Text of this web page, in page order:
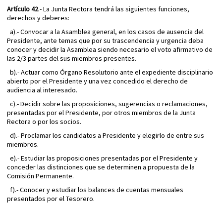
Artículo 42.- La Junta Rectora tendrá las siguientes funciones,
derechos y deberes:
a).- Convocar a la Asamblea general, en los casos de ausencia del
Presidente, ante temas que por su trascendencia y urgencia deba
conocer y decidir la Asamblea siendo necesario el voto afirmativo de
las 2/3 partes del sus miembros presentes.
b).- Actuar como Órgano Resolutorio ante el expediente disciplinario
abierto por el Presidente y una vez concedido el derecho de
audiencia al interesado.
c).- Decidir sobre las proposiciones, sugerencias o reclamaciones,
presentadas por el Presidente, por otros miembros de la Junta
Rectora o por los socios.
d).- Proclamar los candidatos a Presidente y elegirlo de entre sus
miembros.
e).- Estudiar las proposiciones presentadas por el Presidente y
conceder las distinciones que se determinen a propuesta de la
Comisión Permanente.
f).- Conocer y estudiar los balances de cuentas mensuales
presentados por el Tesorero.